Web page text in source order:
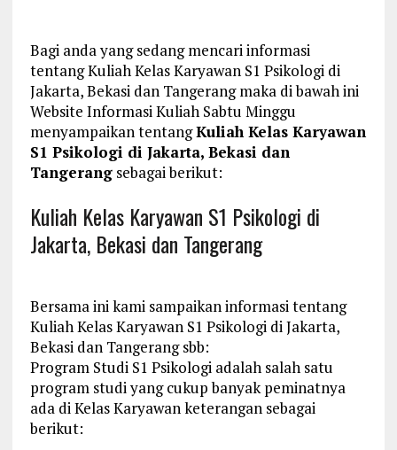
Bagi anda yang sedang mencari informasi
tentang Kuliah Kelas Karyawan S1 Psikologi di
Jakarta, Bekasi dan Tangerang maka di bawah ini
Website Informasi Kuliah Sabtu Minggu
menyampaikan tentangKuliah Kelas Karyawan
S1 Psikologi di Jakarta, Bekasi dan
Tangerangsebagai berikut:
Kuliah Kelas Karyawan S1 Psikologi di
Jakarta, Bekasi dan Tangerang
Bersama ini kami sampaikan informasi tentang
Kuliah Kelas Karyawan S1 Psikologi di Jakarta,
Bekasi dan Tangerang sbb:
Program Studi S1 Psikologi adalah salah satu
program studi yang cukup banyak peminatnya
ada di Kelas Karyawan keterangan sebagai
berikut: